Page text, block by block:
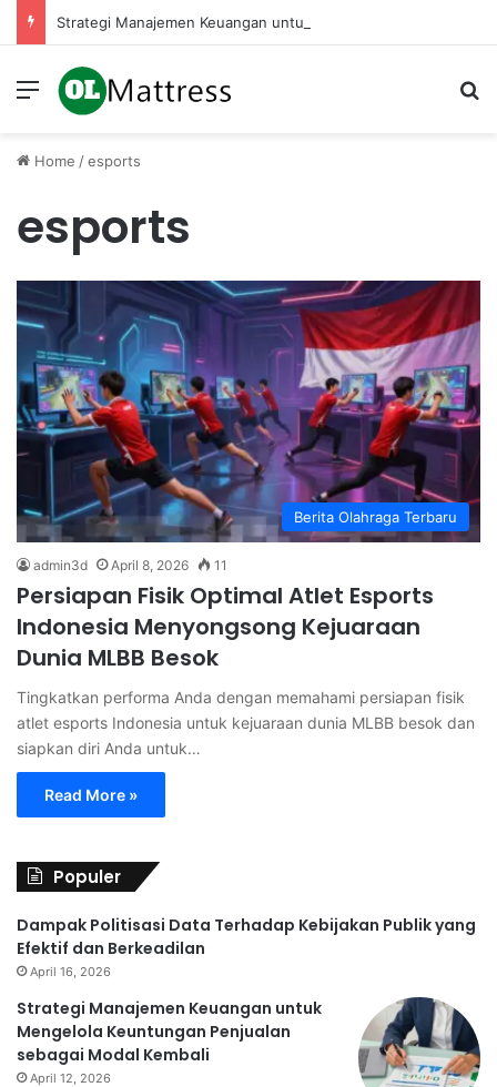
Menu
Home /esports
esports
Berita Olahraga Terbaru
admin3d April 8, 2026 11
Persiapan Fisik Optimal Atlet Esports
Indonesia Menyongsong Kejuaraan
Dunia MLBB Besok
Tingkatkan performa Anda dengan memahami persiapan fisik
atlet esports Indonesia untuk kejuaraan dunia MLBB besok dan
siapkan diri Anda untuk…
Read More »
Populer
Dampak Politisasi Data Terhadap Kebijakan Publik yang
Efektif dan Berkeadilan
April 16, 2026
Strategi Manajemen Keuangan untuk
Mengelola Keuntungan Penjualan
sebagai Modal Kembali
April 12, 2026